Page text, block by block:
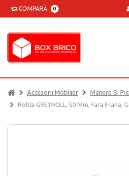
COMPARĂ 0
Accesorii Mobilier Manere Si
Rotila GREYROLL, 50 Mm, Fara Frana,